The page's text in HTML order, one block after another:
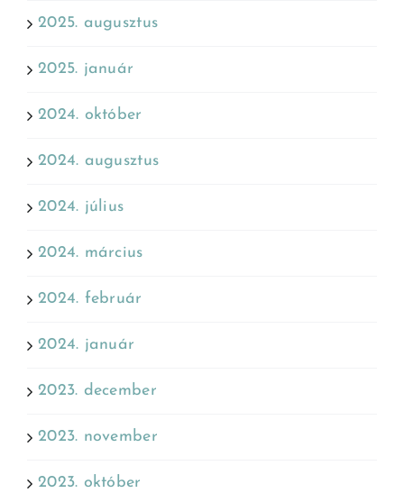
2025. augusztus
2025. január
2024. október
2024. augusztus
2024. július
2024. március
2024. február
2024. január
2023. december
2023. november
2023. október